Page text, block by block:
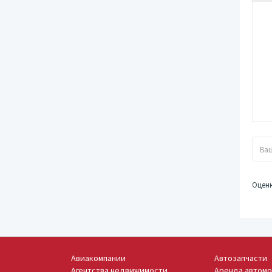
Авиакомпании
Автозапчасти